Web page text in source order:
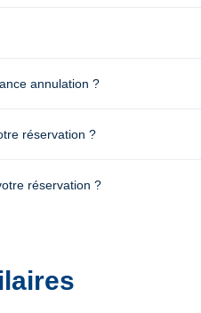
annulation ?
réservation ?
réservation ?